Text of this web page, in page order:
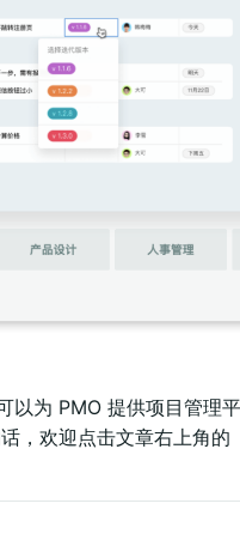
以为 PMO 提供项目管理
，欢迎点击文章右上角的